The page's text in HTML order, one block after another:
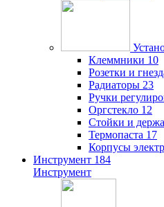
Клеммники 10
Розетки и
Радиаторы 23
Ручки
Оргстекло 12
Стойки и
Термопаста 17
Корпусы
Инструмент 184
Инструмент